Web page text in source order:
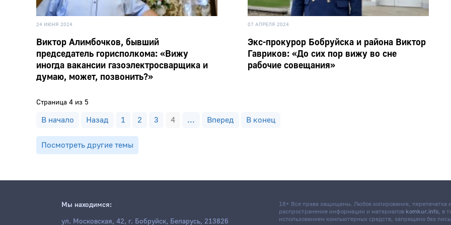
24 ИЮНЯ 2024
Виктор Алимбочков, бывший
председатель горисполкома: «Вижу
иногда вакансии газоэлектросварщика и
думаю, может, позвонить?»
07 АПРЕЛЯ 2024
Экс-прокурор Бобруйска и района Виктор
Гавриков: «До сих пор вижу во сне
рабочие совещания»
Страница 4 из 5
В начало Назад 1 2 3 4 ... Вперед В конец
Посмотреть другие темы
Мы находимся:
ул. Московская, 42, г. Бобруйск, Беларусь, 213826
18+ Все права защищены. Любое копирование, перепечатка
распространение информации и материалов komkur.info, в
использованием компьютерных средств, запрещено без